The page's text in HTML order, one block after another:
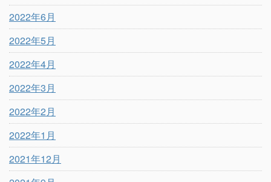
2022年6月
2022年5月
2022年4月
2022年3月
2022年2月
2022年1月
2021年12月